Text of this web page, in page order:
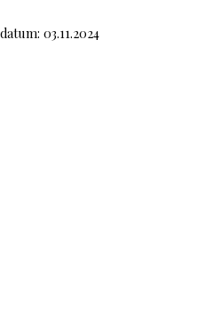
03.11.2024